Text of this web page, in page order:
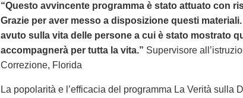
“Questo avvincente programma è stato attuato con
Grazie per aver messo a disposizione questi materiali.
avuto sulla vita delle persone a cui è stato mostrato
accompagnerà per tutta la vita.” Supervisore
Correzione, Florida
La popolarità e l’efficacia del programma La Verità sulla